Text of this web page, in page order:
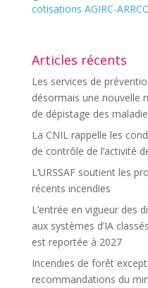
cotisations AGIRC-
Articles récents
Les services de
désormais une nouvelle
de dépistage des
La CNIL rappelle les
de contrôle de l’activité
L’URSSAF soutient les
récents incendies
L’entrée en vigueur des
aux systèmes d’IA
est reportée à 2027
Incendies de forêt
recommandations du